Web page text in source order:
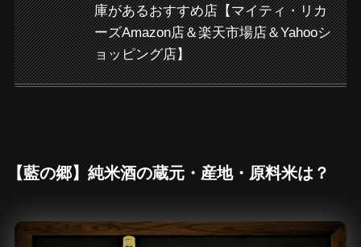
庫があるおすすめ店【マイティ・リカ
ーズAmazon店＆楽天市場店＆Yahooシ
ョッピング店】
【藍の郷】純米酒の蔵元・産地・原料米は？